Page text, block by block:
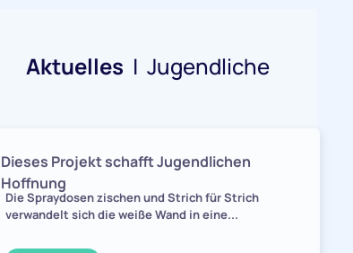
Aktuelles | Jugendliche
Dieses Projekt schafft Jugendlichen
Hoffnung
Die Spraydosen zischen und Strich für Strich
verwandelt sich die weiße Wand in eine...